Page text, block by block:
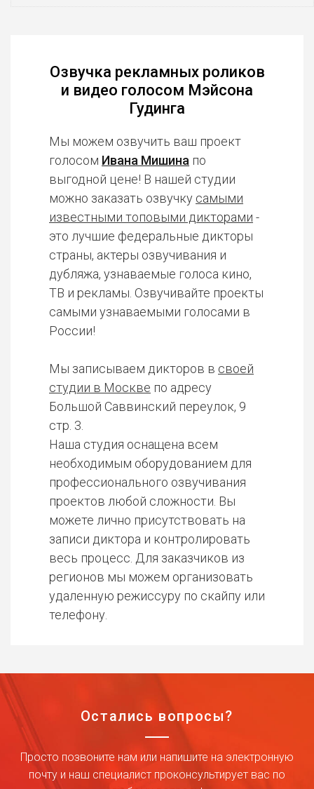
Озвучка рекламных роликов
и видео голосом Мэйсона
Гудинга
Мы можем озвучить ваш проект
голосом Ивана Мишина по
выгодной цене! В нашей студии
можно заказать озвучку самыми
известными топовыми дикторами -
это лучшие федеральные дикторы
страны, актеры озвучивания и
дубляжа, узнаваемые голоса кино,
ТВ и рекламы. Озвучивайте проекты
самыми узнаваемыми голосами в
России!
Мы записываем дикторов в своей
студии в Москве по адресу
Большой Саввинский переулок, 9
стр. 3.
Наша студия оснащена всем
необходимым оборудованием для
профессионального озвучивания
проектов любой сложности. Вы
можете лично присутствовать на
записи диктора и контролировать
весь процесс. Для заказчиков из
регионов мы можем организовать
удаленную режиссуру по скайпу или
телефону.
Остались вопросы?
Просто позвоните нам или напишите на электронную
почту и наш специалист проконсультирует вас по